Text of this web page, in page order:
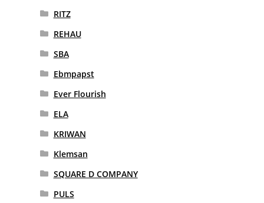
RITZ
REHAU
SBA
Ebmpapst
Ever Flourish
ELA
KRIWAN
Klemsan
SQUARE D COMPANY
PULS